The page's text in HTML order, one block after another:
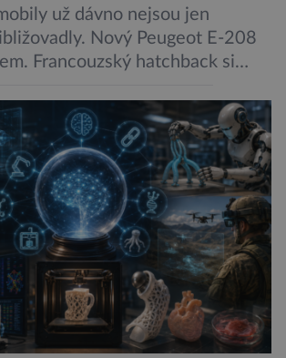
už dávno nejsou jen
Nový Peugeot E-208
Francouzský hatchback si
technologie, ale hlavně
elektromobil může být
bez obav vyrazíte za hranice
se u modelu 208 trefil do